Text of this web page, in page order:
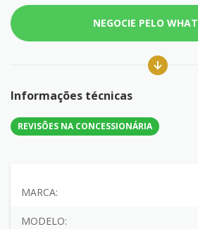
NEGOCIE PELO
Informações técnicas
REVISÕES NA CONCESSIONÁRIA
MARCA:
MODELO: